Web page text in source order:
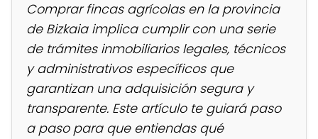
Comprar fincas agrícolas en la provincia
de Bizkaia implica cumplir con una serie
de trámites inmobiliarios legales, técnicos
y administrativos específicos que
garantizan una adquisición segura y
transparente. Este artículo te guiará paso
a paso para que entiendas qué